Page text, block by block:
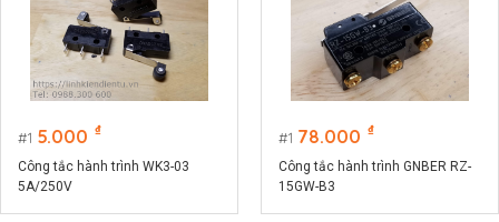
1 5.000 ₫
Công tắc hành trình WK3-03
5A/250V
1 78.000 ₫
Công tắc hành trình GNBER RZ-
15GW-B3